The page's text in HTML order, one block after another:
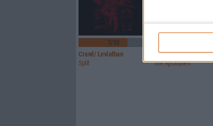
7/10
Crawl/ Leviathan
Split
Glorior Belli
The Apostates